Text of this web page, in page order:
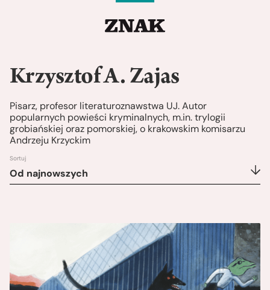
Krzysztof A. Zajas
Pisarz, profesor literaturoznawstwa UJ. Autor
popularnych powieści kryminalnych, m.in. trylogii
grobiańskiej oraz pomorskiej, o krakowskim komisarzu
Andrzeju Krzyckim
Sortuj
Od najnowszych